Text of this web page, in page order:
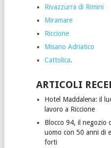
Rivazzurra di Rimini
Miramare
Riccione
Misano Adriatico
Cattolica.
ARTICOLI
Hotel Maddalena: il
lavoro a Riccione
Blocco 94, il negozio
uomo con 50 anni di
forti